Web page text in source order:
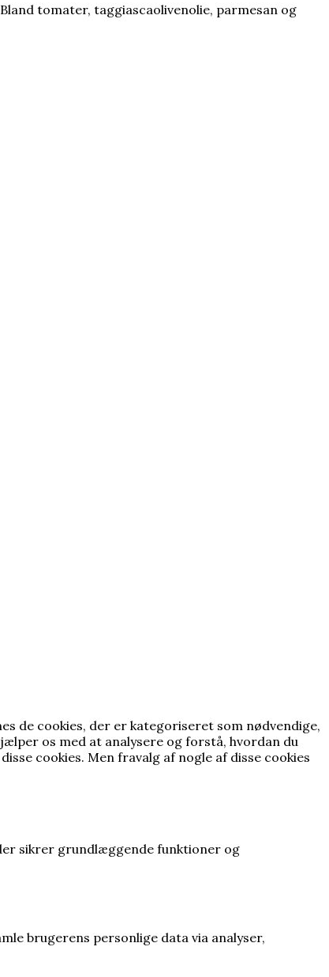
tomater, taggiascaolivenolie, parmesan og
de cookies, der er kategoriseret som nødvendige,
os med at analysere og forstå, hvordan du
cookies. Men fravalg af nogle af disse cookies
sikrer grundlæggende funktioner og
brugerens personlige data via analyser,